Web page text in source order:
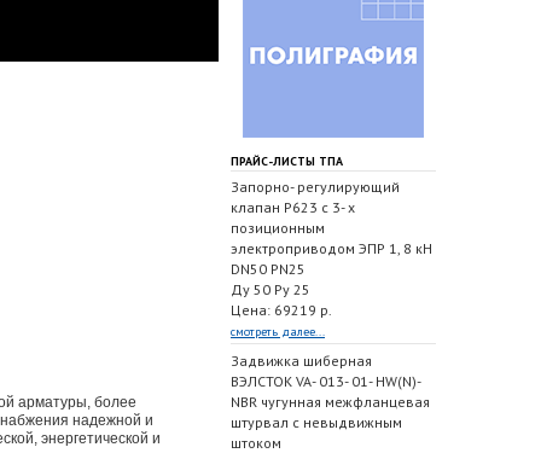
арматуры, более
надежной и
энергетической и
ПРАЙС-ЛИСТЫ ТПА
Запорно- регулирующий
клапан Р623 с 3- х
позиционным
электроприводом ЭПР 1, 8 кН
DN50 PN25
Ду 50 Ру 25
Цена: 69219 р.
смотреть далее...
Задвижка шиберная
ВЭЛСТОК VA- 013- 01- HW(N)-
NBR чугунная межфланцевая
штурвал с невыдвижным
штоком